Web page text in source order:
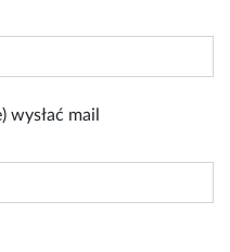
wysłać mail